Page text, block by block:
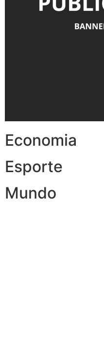
Economia
Esporte
Mundo